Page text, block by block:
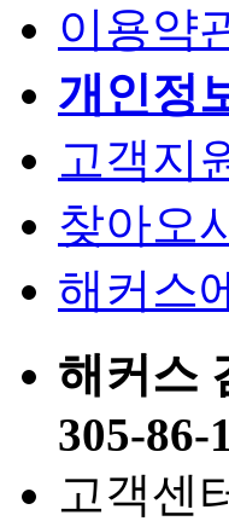
이용약
개인정
고객지
찾아오
해커스
해커스
305-86-
고객센